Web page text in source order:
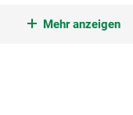
Mehr anzeigen